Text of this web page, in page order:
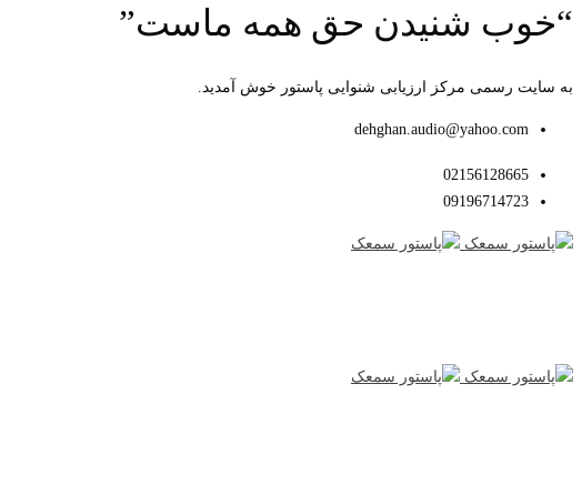
“خوب شنیدن حق همه ماست”
به سایت رسمی مرکز ارزیابی شنوایی پاستور خوش آمدید.
dehghan.audio@yahoo.com
02156128665
09196714723